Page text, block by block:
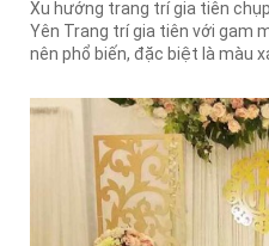
Xu hướng trang trí gia tiên
Yên Trang trí gia tiên với gam
nên phổ biến, đặc biệt là màu